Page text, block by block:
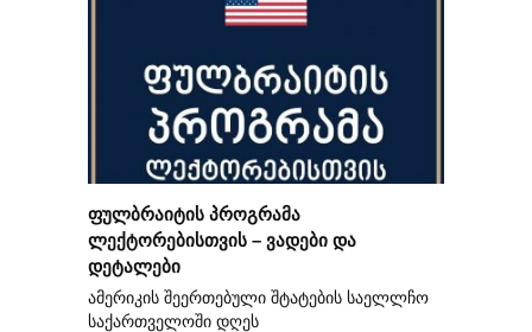
ფულბრაიტის პროგრამა
ლექტორებისთვის – ვადები და
დეტალები
ამერიკის შეერთებული შტატების საელლჩო
საქართველოში დღეს